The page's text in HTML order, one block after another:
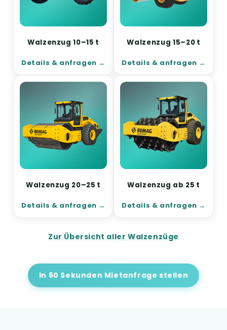
Walzenzug 10–15 t
Details & anfragen
Walzenzug 15–20 t
Details & anfragen
Walzenzug 20–25 t
Details & anfragen
Walzenzug ab 25 t
Details & anfragen
Zur Übersicht aller Walzenzüge
In 60 Sekunden Mietanfrage stellen